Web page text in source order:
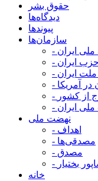
حقوق بشر
دیدگاه‌ها
پیوندها
سازمان‌ها
ملی ایران
- حزب ایران
ایران
در آمریکا
از کشور
ایران
نهضت ملی
- اهداف
- مصدقی‌ها
- مصدق
بختیار
خانه